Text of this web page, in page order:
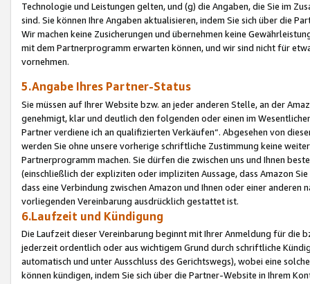
Technologie und Leistungen gelten, und (g) die Angaben, die Sie im
sind. Sie können Ihre Angaben aktualisieren, indem Sie sich über die
Wir machen keine Zusicherungen und übernehmen keine
mit dem Partnerprogramm erwarten können, und wir sind nicht für
vornehmen.
5.Angabe Ihres Partner-Status
Sie müssen auf Ihrer Website bzw. an jeder anderen Stelle, an der
genehmigt, klar und deutlich den folgenden oder einen im
Partner verdiene ich an qualifizierten Verkäufen“. Abgesehen von
werden Sie ohne unsere vorherige schriftliche Zustimmung keine
Partnerprogramm machen. Sie dürfen die zwischen uns und Ihnen
(einschließlich der expliziten oder impliziten Aussage, dass Amazon
dass eine Verbindung zwischen Amazon und Ihnen oder einer
vorliegenden Vereinbarung ausdrücklich gestattet ist.
6.Laufzeit und Kündigung
Die Laufzeit dieser Vereinbarung beginnt mit Ihrer Anmeldung für die
jederzeit ordentlich oder aus wichtigem Grund durch schriftliche
automatisch und unter Ausschluss des Gerichtswegs), wobei eine
können kündigen, indem Sie sich über die Partner-Website in Ihrem